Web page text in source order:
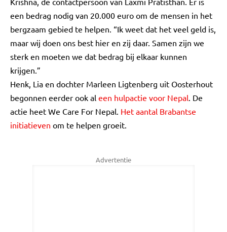
een bedrag nodig van 20.000 euro om de mensen in het
bergzaam gebied te helpen. “Ik weet dat het veel geld is,
maar wij doen ons best hier en zij daar. Samen zijn we
sterk en moeten we dat bedrag bij elkaar kunnen
krijgen.”
Henk, Lia en dochter Marleen Ligtenberg uit Oosterhout
begonnen eerder ook al een hulpactie voor Nepal. De
actie heet We Care For Nepal. Het aantal Brabantse
initiatieven om te helpen groeit.
Advertentie